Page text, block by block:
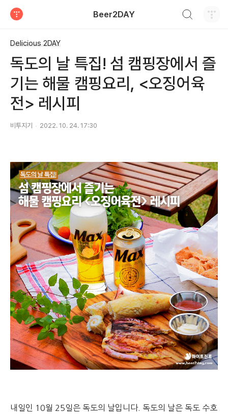
Beer2DAY
Delicious 2DAY
독도의 날 특집! 섬 캠핑장에서 즐
기는 해물 캠핑요리, <오징어육
전> 레시피
비투지기 2022. 10. 24. 17:30
내일인 10월 25일은 독도의 날입니다. 독도의 날은 독도 수호